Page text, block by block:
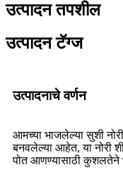
उत्पादन तपशील
उत्पादन टॅग्ज
उत्पादनाचे वर्णन
आमच्या भाजलेल्या सुशी
बनवलेल्या आहेत, या नोरी
पोत आणण्यासाठी कुशलतेने